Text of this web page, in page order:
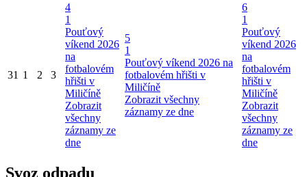
31 1 2 3
4
1
Pouťový
víkend 2026
na
fotbalovém
hřišti v
Miličíně
Zobrazit
všechny
záznamy ze
dne
5
1
Pouťový víkend 2026 na
fotbalovém hřišti v
Miličíně
Zobrazit všechny
záznamy ze dne
6
1
Pouťový
víkend 2026
na
fotbalovém
hřišti v
Miličíně
Zobrazit
všechny
záznamy ze
dne
Svoz odpadu